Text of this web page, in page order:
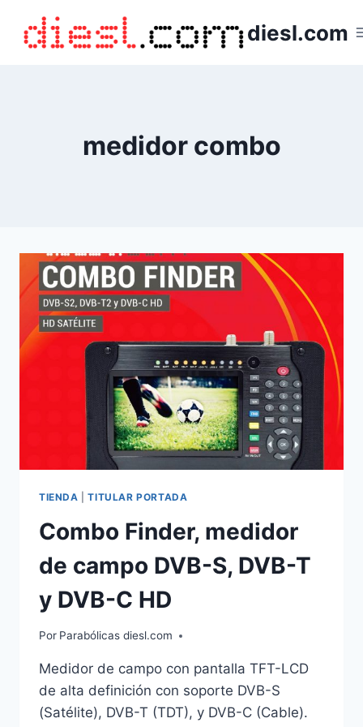
contenido
diesl.com
medidor combo
TIENDA |TITULAR PORTADA
Combo Finder, medidor
de campo DVB-S, DVB-T
y DVB-C HD
Por Parabólicas diesl.com
Medidor de campo con pantalla TFT-LCD
de alta definición con soporte DVB-S
(Satélite), DVB-T (TDT), y DVB-C (Cable).